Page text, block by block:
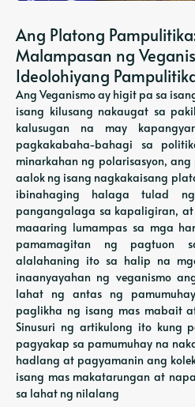
Ang Platong
Malampasan ng
Ideolohiyang
Ang Veganismo ay higit pa sa
isang kilusang nakaugat sa
kalusugan na may
pagkakabaha-bahagi sa
minarkahan ng polarisasyon,
aalok ng isang nagkakaisang
ibinahaging halaga tulad
pangangalaga sa kapaligiran,
maaaring lumampas sa mga
pamamagitan ng pagtuon
alalahaning ito sa halip na
inaanyayahan ng veganismo
lahat ng antas ng
paglikha ng isang mas mabait
Sinusuri ng artikulong ito kung
pagyakap sa pamumuhay na
hadlang at pagyamanin ang
isang mas makatarungan at
sa lahat ng nilalang